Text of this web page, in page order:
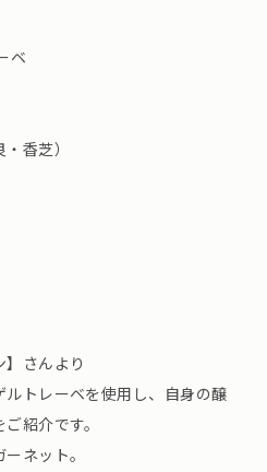
ベ
香芝）
さんより
トレーベを使用し、自身の醸
紹介です。
ネット。